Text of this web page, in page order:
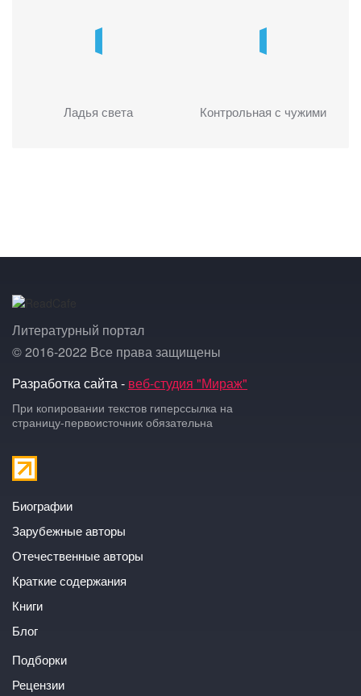
Ладья света Контрольная с чужими
Литературный портал
© 2016-2022 Все права защищены
Разработка сайта - веб-студия "Мираж"
При копировании текстов гиперссылка на
страницу-первоисточник обязательна
Биографии
Зарубежные авторы
Отечественные авторы
Краткие содержания
Книги
Блог
Подборки
Рецензии